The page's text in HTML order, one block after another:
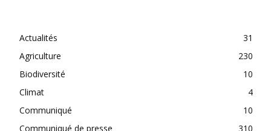
Actualités
31
Agriculture
230
Biodiversité
10
Climat
4
Communiqué
10
Communiqué de presse
310